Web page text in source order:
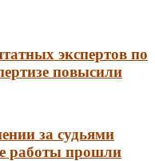
экспертов по
повысили
за судьями
работы прошли